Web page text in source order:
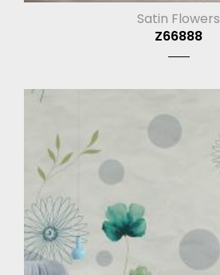
Satin Flowers
Z66888